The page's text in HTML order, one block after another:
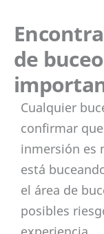
de
Cualquier
confirmar
inmersión es
está
el área de
posibles